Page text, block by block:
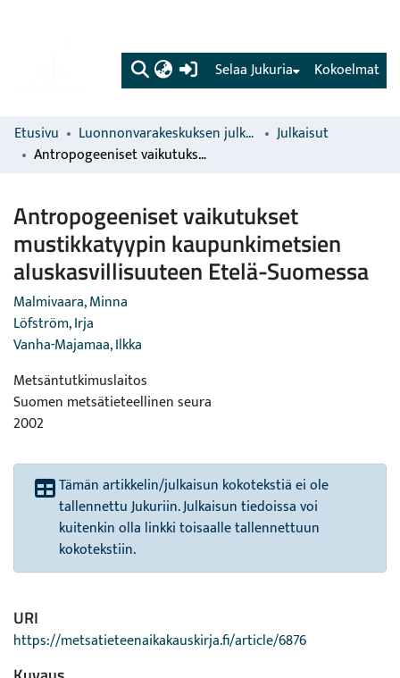
(current) Kokoelmat
Selaa Jukuria
Etusivu Luonnonvarakeskuksen julkaisut
Julkaisut
Antropogeeniset vaikutukset mustikkatyypin kaupunkimetsien aluskasvillisuuteen Etelä-Suomessa
Antropogeeniset vaikutukset
mustikkatyypin kaupunkimetsien
aluskasvillisuuteen Etelä-Suomessa
Malmivaara, Minna
Löfström, Irja
Vanha-Majamaa, Ilkka
Metsäntutkimuslaitos
Suomen metsätieteellinen seura
2002
Tämän artikkelin/julkaisun kokotekstiä ei ole
tallennettu Jukuriin. Julkaisun tiedoissa voi
kuitenkin olla linkki toisaalle tallennettuun
kokotekstiin.
URI
https://metsatieteenaikakauskirja.fi/article/6876